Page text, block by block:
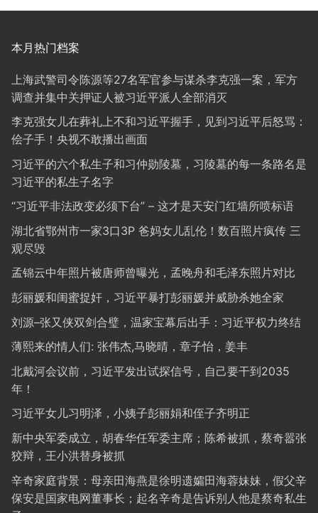
本月热门档案
上海武警司令陈源等27名军官参与谋杀李克强一案，军方
调查并集中关押证人被习近平派人全部消灭
李克强女儿在葬礼上不和习近平握手，见到习近平后怒骂：
侩子手！央视不敢播出画面
习近平的六个私生子和习仲勋陵墓，习陵墓的每一条路名是
习近平的私生子名字
“习近平非法政变必须下台” – 这才是天安门红墙所喷标语
湖北省鄂州市一家3口3P 爸妈女儿乱伦！数百照片疯传 三
观尽毁
孟锦云中年照片被唐师曾曝光，孟晚舟和毛泽东照片对比
彭丽媛和闺蜜捉奸，习近平暴打彭丽媛并威胁杀她全家
刘源–张又侠双剑合璧，温家宝幕后出手：习近平权力终结
薄熙来的情人们: 张伟杰,马晓晴，章子怡，姜丰
北戴河会议前，习近平发出试探信号，自己要干到2035
年！
习近平女儿习明泽，小姨子彭丽娟和侄子齐明正
新中央军委成立，胡春华任军委主席；陈希被抓，蔡奇嚣张
狡辩，王小洪替身被抓
辛奇家庭背景：母亲田海燕是徐明遗孀田海蓉妹妹，假父辛
保安是国家电网董事长；起名辛奇是告诉别人他是蔡奇私生